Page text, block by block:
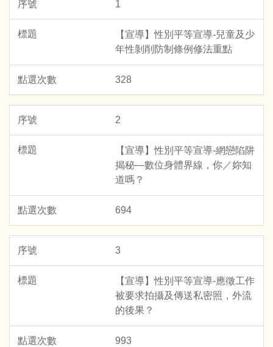
1
【宣導】性別平等宣導-兒童及少
年性剝削防制條例修法重點
328
2
【宣導】性別平等宣導-網戀陷阱
揭秘—數位身體界線，你／妳知
道嗎？
694
3
【宣導】性別平等宣導-應徵工作
被要求拍攝及傳送私密照，外流
的後果？
993